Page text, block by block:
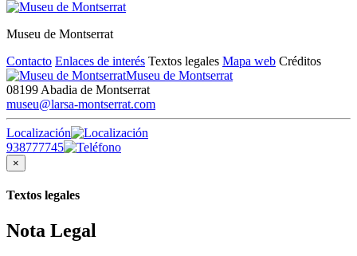
Museu de Montserrat
Contacto Enlaces de interés Textos legales Mapa web Créditos
Museu de Montserrat
08199 Abadia de Montserrat
museu@larsa-montserrat.com
Localización
938777745
×
Textos legales
Nota Legal